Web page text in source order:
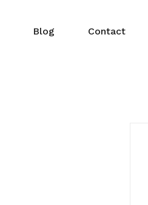
Blog Contact